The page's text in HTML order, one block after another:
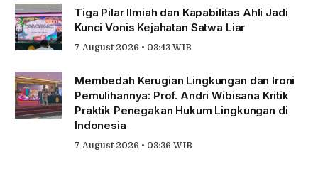
Tiga Pilar Ilmiah dan Kapabilitas Ahli Jadi
Kunci Vonis Kejahatan Satwa Liar
7 August 2026 • 08:43 WIB
Membedah Kerugian Lingkungan dan Ironi
Pemulihannya: Prof. Andri Wibisana Kritik
Praktik Penegakan Hukum Lingkungan di
Indonesia
7 August 2026 • 08:36 WIB